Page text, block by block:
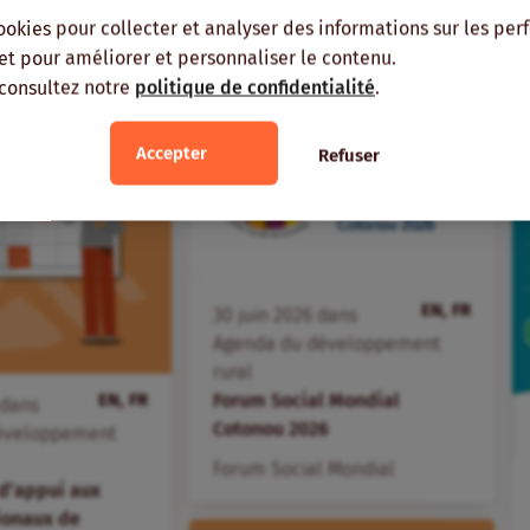
pour collecter et analyser des informations sur les
pour améliorer et personnaliser le contenu.
notre politique de confidentialité.
Accepter Refuser
RÉGION MÊME AUTEUR
EN, FR
dans
aux
de
EN, FR
juin
dans
Agenda du développement
rural
Forum Social Mondial
Cotonou 2026
Forum Social Mondial